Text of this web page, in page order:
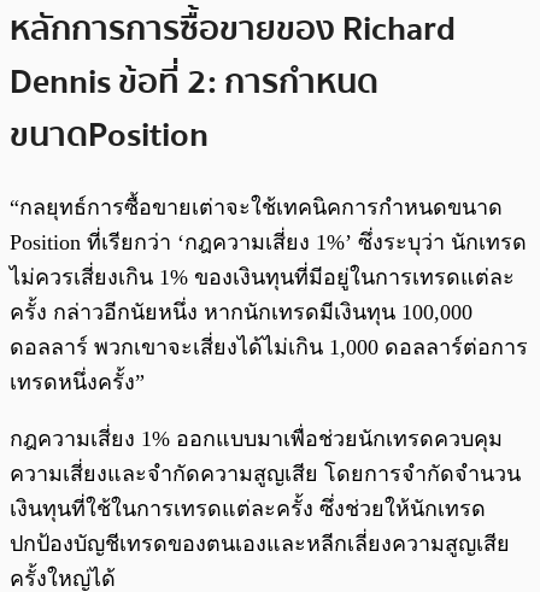
หลักการการซื้อขายของ Richard
Dennis ข้อที่ 2: การกำหนด
ขนาด Position
“กลยุทธ์การซื้อขายเต่าจะใช้เทคนิคการกำหนดขนาด
Position ที่เรียกว่า ‘กฎความเสี่ยง 1%’ ซึ่งระบุว่า นักเทรด
ไม่ควรเสี่ยงเกิน 1% ของเงินทุนที่มีอยู่ในการเทรดแต่ละ
ครั้ง กล่าวอีกนัยหนึ่ง หากนักเทรดมีเงินทุน 100,000
ดอลลาร์ พวกเขาจะเสี่ยงได้ไม่เกิน 1,000 ดอลลาร์ต่อการ
เทรดหนึ่งครั้ง”
กฎความเสี่ยง 1% ออกแบบมาเพื่อช่วยนักเทรดควบคุม
ความเสี่ยงและจำกัดความสูญเสีย โดยการจำกัดจำนวน
เงินทุนที่ใช้ในการเทรดแต่ละครั้ง ซึ่งช่วยให้นักเทรด
ปกป้องบัญชีเทรดของตนเองและหลีกเลี่ยงความสูญเสีย
ครั้งใหญ่ได้